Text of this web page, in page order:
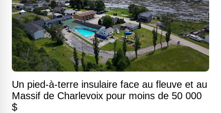
Un pied-à-terre insulaire face au fleuve et au
Massif de Charlevoix pour moins de 50 000
$